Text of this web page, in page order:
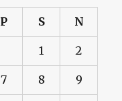
P S N
1 2
7 8 9